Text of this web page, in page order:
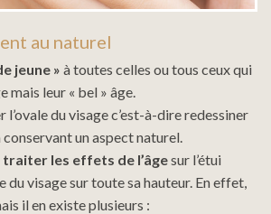
au naturel
jeune » à toutes celles ou tous ceux qui
mais leur « bel » âge.
l’ovale du visage c’est-à-dire redessiner
un aspect naturel.
traiter les effets de l’âgesur l’étui
du visage sur toute sa hauteur. En effet,
il en existe plusieurs :